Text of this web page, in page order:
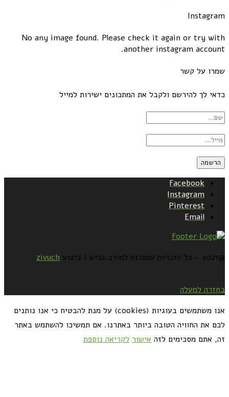
Instagram
No any image found. Please check it again or try with
another instagram account.
שמרו על קשר
כדאי לך להירשם ולקבל את המתכונים ישירות למייל
Facebook
Instagram
Pinterest
Email
@2021 - כל הזכויות שמורות למירב גביש | ביצוע zivuch
בחזרה למעלה
אנו משתמשים בעוגיות (cookies) על מנת להבטיח כי אנו נותנים
לכם את החוויה הטובה ביותר באתרנו. אם תמשיכו להשתמש באתר
זה, אתם מסכימים לזה אישור לקריאה נוספת